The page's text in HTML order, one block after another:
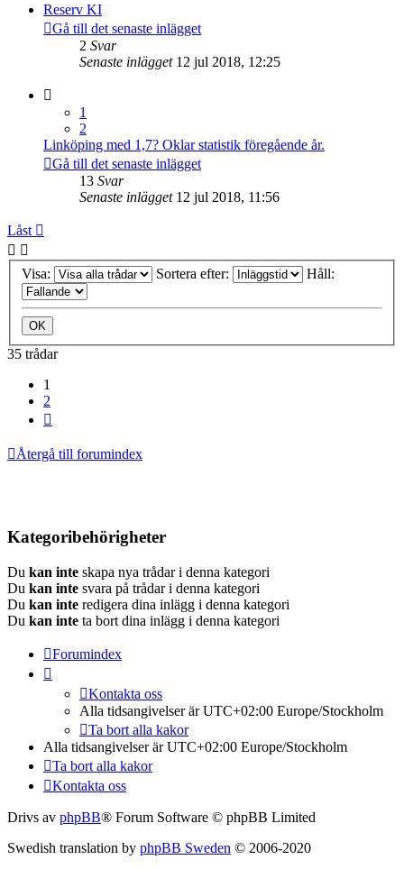
Reserv KI
Gå till det senaste inlägget
2 Svar
Senaste inlägget 12 jul 2018, 12:25
1
2
Linköping med 1,7? Oklar statistik föregående år.
Gå till det senaste inlägget
13 Svar
Senaste inlägget 12 jul 2018, 11:56
Låst
Visa: Sortera efter: Håll:
35 trådar
1
2
Återgå till forumindex
Kategoribehörigheter
Du kan inte skapa nya trådar i denna kategori
Du kan inte svara på trådar i denna kategori
Du kan inte redigera dina inlägg i denna kategori
Du kan inte ta bort dina inlägg i denna kategori
Forumindex
Kontakta oss
Alla tidsangivelser är UTC+02:00 Europe/Stockholm
Ta bort alla kakor
Alla tidsangivelser är UTC+02:00 Europe/Stockholm
Ta bort alla kakor
Kontakta oss
Drivs av phpBB® Forum Software © phpBB Limited
Swedish translation by phpBB Sweden © 2006-2020